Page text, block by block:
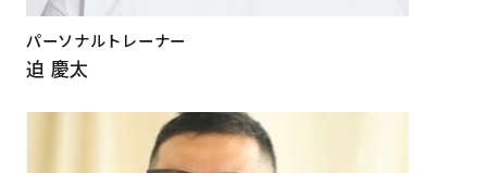
パーソナルトレーナー
迫 慶太